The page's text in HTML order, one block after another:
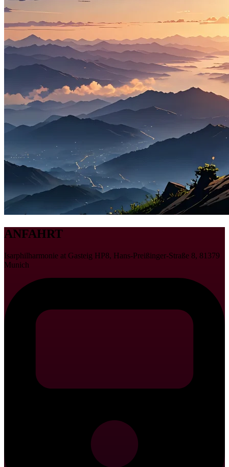
ANFAHRT
Isarphilharmonie at Gasteig HP8, Hans-Preißinger-Straße 8, 81379
Munich